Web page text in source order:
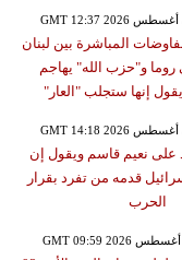
المباشرة بين لبنان
و"حزب الله" يهاجم
إنها ستجلب "العار"
على نعيم قاسم ويقول إن
قدمه من تفرد بقرار
الحرب